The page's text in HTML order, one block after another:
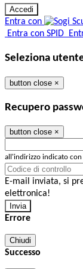
Entra con
Entra con SPID
Seleziona
button close ×
Recupero
button close ×
all'indirizzo indicato con
E-mail inviata, si
elettronica!
Errore
Chiudi
Successo